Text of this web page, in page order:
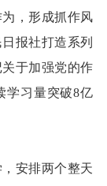
，形成抓作风
报社打造系列
于加强党的作
学习量突破8亿
安排两个整天